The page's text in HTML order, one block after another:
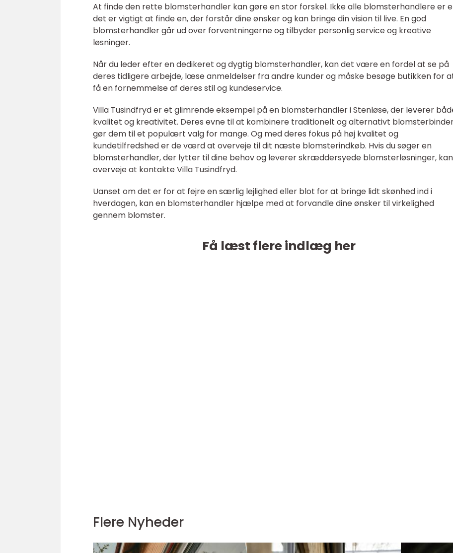
At finde den rette blomsterhandler kan gøre en stor forskel. Ikke alle blomsterhandlere er
det er vigtigt at finde en, der forstår dine ønsker og kan bringe din vision til live. En god
blomsterhandler går ud over forventningerne og tilbyder personlig service og kreative
løsninger.
Når du leder efter en dedikeret og dygtig blomsterhandler, kan det være en fordel at se på
deres tidligere arbejde, læse anmeldelser fra andre kunder og måske besøge butikken for
få en fornemmelse af deres stil og kundeservice.
Villa Tusindfryd er et glimrende eksempel på en blomsterhandler i Stenløse, der leverer
kvalitet og kreativitet. Deres evne til at kombinere traditionelt og alternativt
gør dem til et populært valg for mange. Og med deres fokus på høj kvalitet og
kundetilfredshed er de værd at overveje til dit næste blomsterindkøb. Hvis du søger en
blomsterhandler, der lytter til dine behov og leverer skræddersyede blomsterløsninger,
overveje at kontakte Villa Tusindfryd.
Uanset om det er for at fejre en særlig lejlighed eller blot for at bringe lidt skønhed ind i
hverdagen, kan en blomsterhandler hjælpe med at forvandle dine ønsker til virkelighed
gennem blomster.
Få læst flere indlæg her
Flere Nyheder